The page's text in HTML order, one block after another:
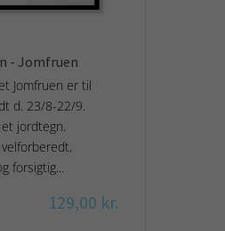
- Jomfruen
Jomfruen er til
d. 23/8-22/9.
jordtegn.
forsigtig...
129,00 kr.